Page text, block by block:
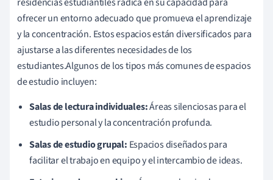
ofrecer un entorno adecuado que promueva el aprendizaje
y la concentración. Estos espacios están diversificados para
ajustarse a las diferentes necesidades de los
estudiantes.Algunos de los tipos más comunes de espacios
de estudio incluyen:
Salas de lectura individuales:Áreas silenciosas para el
estudio personal y la concentración profunda.
Salas de estudio grupal: Espacios diseñados para
facilitar el trabajo en equipo y el intercambio de ideas.